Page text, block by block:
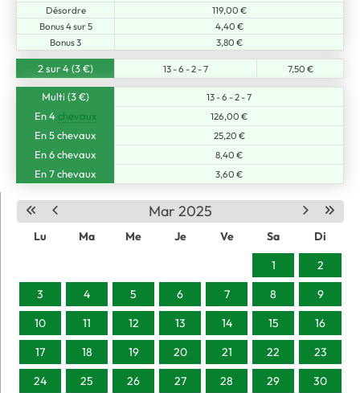
Mar 2025
Lu Ma Me Je Ve Sa
Di
1
2
3
4 5 6 7 8
9
10
11 12 13 14 15
16
17
18 19 20 21 22
23
24
25 26 27 28 29
30
Désordre
119,00 €
Bonus 4 sur 5
4,40 €
Bonus 3
3,80 €
2 sur 4 (3 €) 13 - 6 - 2 - 7 7,50 €
Multi (3 €) 13 - 6 - 2 - 7
En 4 chevaux 126,00 €
En 5 chevaux 25,20 €
En 6 chevaux 8,40 €
En 7 chevaux 3,60 €